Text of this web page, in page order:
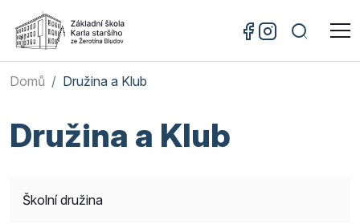
Domů Družina a Klub
Družina a Klub
Školní družina